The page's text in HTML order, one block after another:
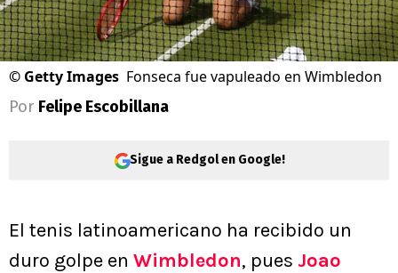
© Getty Images Fonseca fue vapuleado en Wimbledon
Por Felipe Escobillana
Sigue a Redgol en Google!
El tenis latinoamericano ha recibido un
duro golpe en Wimbledon, pues Joao